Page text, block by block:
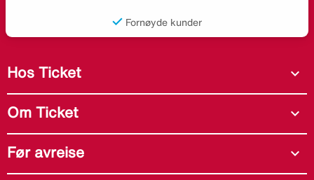
Fornøyde kunder
Hos Ticket expand_more
Om Ticket expand_more
Før avreise expand_more